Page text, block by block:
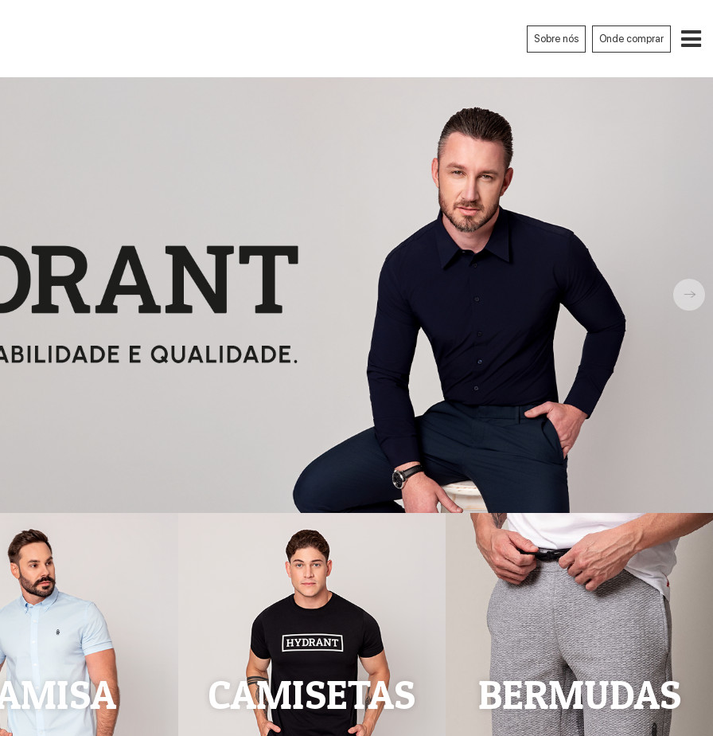
Sobre nós Onde comprar
CAMISETAS BERMUDAS